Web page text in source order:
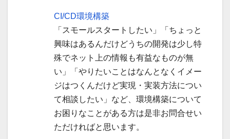
CI/CD環境構築
「スモールスタートしたい」「ちょっと
興味はあるんだけどうちの開発は少し特
殊でネット上の情報も有益なものが無
い」「やりたいことはなんとなくイメー
ジはつくんだけど実現・実装方法につい
て相談したい」など、環境構築について
お困りなことがある方は是非お問合せい
ただければと思います。